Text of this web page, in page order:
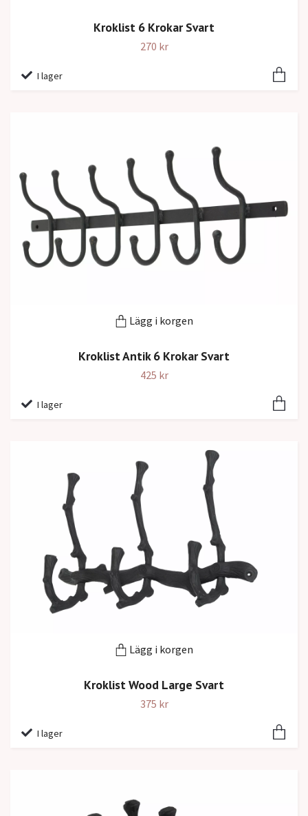
Kroklist 6 Krokar Svart
270 kr
I lager
Lägg i korgen
Kroklist Antik 6 Krokar Svart
425 kr
I lager
Lägg i korgen
Kroklist Wood Large Svart
375 kr
I lager